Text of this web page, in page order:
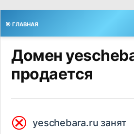
🎯 ГЛАВНАЯ
Домен
продается
⮿ yeschebara.ru занят